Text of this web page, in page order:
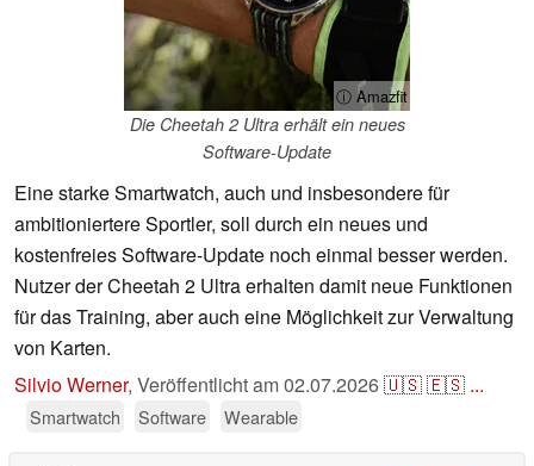
ⓘ Amazfit
Die Cheetah 2 Ultra erhält ein neues
Software-Update
Eine starke Smartwatch, auch und insbesondere für
ambitioniertere Sportler, soll durch ein neues und
kostenfreies Software-Update noch einmal besser werden.
Nutzer der Cheetah 2 Ultra erhalten damit neue Funktionen
für das Training, aber auch eine Möglichkeit zur Verwaltung
von Karten.
Silvio Werner, Veröffentlicht am02.07.2026🇺🇸🇪🇸 ...
Smartwatch Software Wearable